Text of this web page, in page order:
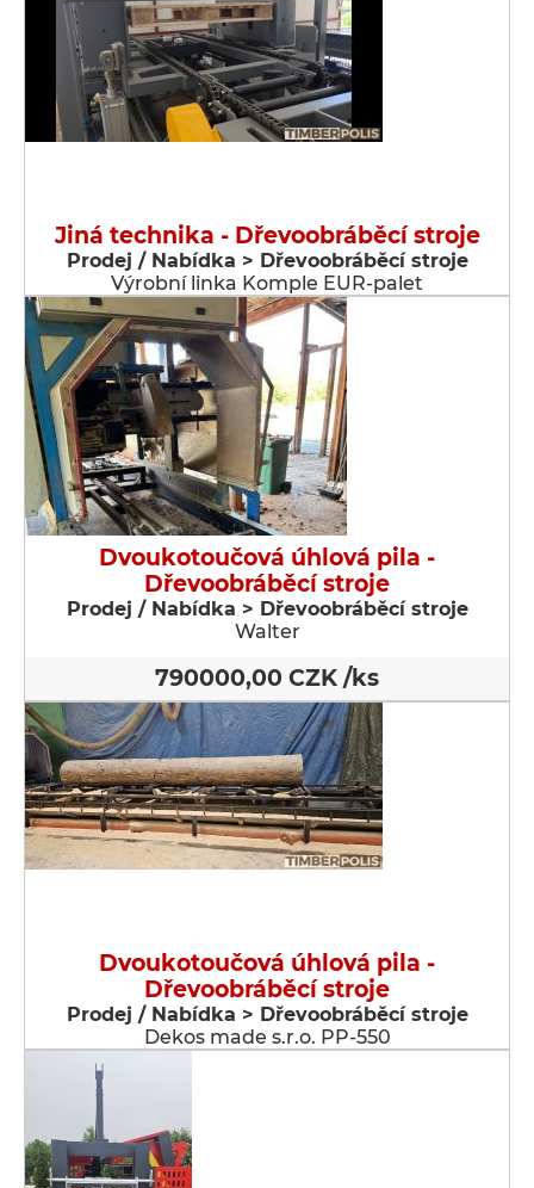
Jiná technika - Dřevoobráběcí stroje
Prodej / Nabídka > Dřevoobráběcí stroje
Výrobní linka Komple EUR-palet
Dvoukotoučová úhlová pila -
Dřevoobráběcí stroje
Prodej / Nabídka > Dřevoobráběcí stroje
Walter
790000,00 CZK /ks
Dvoukotoučová úhlová pila -
Dřevoobráběcí stroje
Prodej / Nabídka > Dřevoobráběcí stroje
Dekos made s.r.o. PP-550